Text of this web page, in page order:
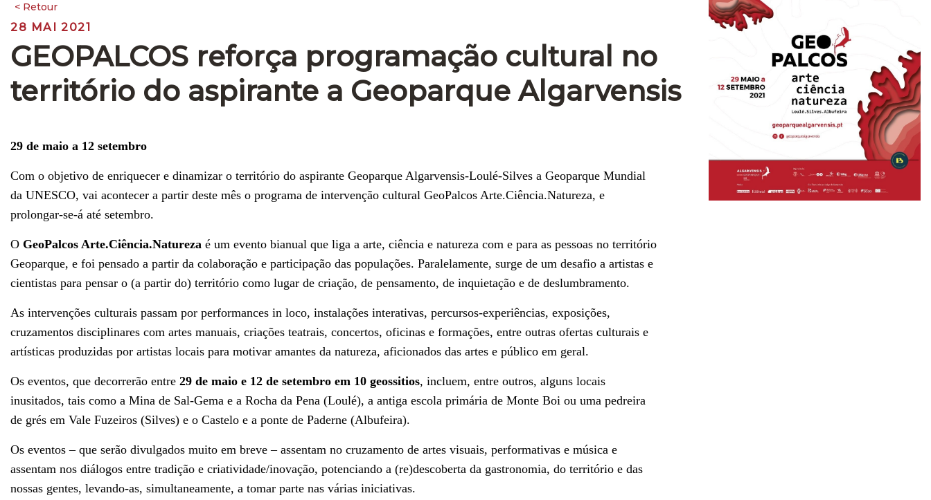
28 MAI 2021
GEOPALCOS reforça programação cultural no
território do aspirante a Geoparque Algarvensis
29 de maio a 12 setembro
Com o objetivo de enriquecer e dinamizar o território do aspirante Geoparque Algarvensis-Loulé-Silves a Geoparque Mundial
da UNESCO, vai acontecer a partir deste mês o programa de intervenção cultural GeoPalcos Arte.Ciência.Natureza, e
prolongar-se-á até setembro.
O GeoPalcos Arte.Ciência.Natureza é um evento bianual que liga a arte, ciência e natureza com e para as pessoas no território
Geoparque, e foi pensado a partir da colaboração e participação das populações. Paralelamente, surge de um desafio a artistas e
cientistas para pensar o (a partir do) território como lugar de criação, de pensamento, de inquietação e de deslumbramento.
As intervenções culturais passam por performances in loco, instalações interativas, percursos-experiências, exposições,
cruzamentos disciplinares com artes manuais, criações teatrais, concertos, oficinas e formações, entre outras ofertas culturais e
artísticas produzidas por artistas locais para motivar amantes da natureza, aficionados das artes e público em geral.
Os eventos, que decorrerão entre 29 de maio e 12 de setembro em 10 geossitios, incluem, entre outros, alguns locais
inusitados, tais como a Mina de Sal-Gema e a Rocha da Pena (Loulé), a antiga escola primária de Monte Boi ou uma pedreira
de grés em Vale Fuzeiros (Silves) e o Castelo e a ponte de Paderne (Albufeira).
Os eventos – que serão divulgados muito em breve – assentam no cruzamento de artes visuais, performativas e música e
assentam nos diálogos entre tradição e criatividade/inovação, potenciando a (re)descoberta da gastronomia, do território e das
nossas gentes, levando-as, simultaneamente, a tomar parte nas várias iniciativas.